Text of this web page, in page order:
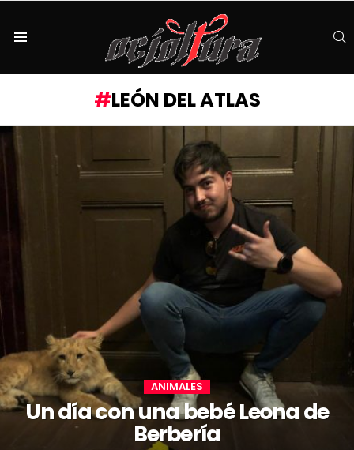
LEÓN DEL ATLAS
ANIMALES
Un día con una bebé Leona de
Berbería